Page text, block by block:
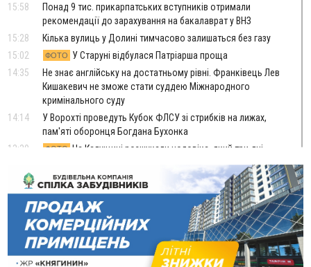
15:58
Понад 9 тис. прикарпатських вступників отримали
рекомендації до зарахування на бакалаврат у ВНЗ
15:28
Кілька вулиць у Долині тимчасово залишаться без газу
15:02
ФОТО
У Старуні відбулася Патріарша проща
14:35
Не знає англійську на достатньому рівні. Франківець Лев
Кишакевич не зможе стати суддею Міжнародного
кримінального суду
14:14
У Ворохті проведуть Кубок ФЛСУ зі стрибків на лижах,
пам'яті оборонця Богдана Бухонка
13:30
ФОТО На Калущині розшукали чоловіка, який три дні
13:14
Боднар розповів про реакцію влади Польщі на атаки на
українців та про зміни після 23 серпня
12:31
ВІДЕО "Едельвейси" щемливо привітали рідну Коломию з
Днем міста
11:55
Вчора у Франківську, Коломиї, Долині та Яремче
зафіксували рекордну спеку